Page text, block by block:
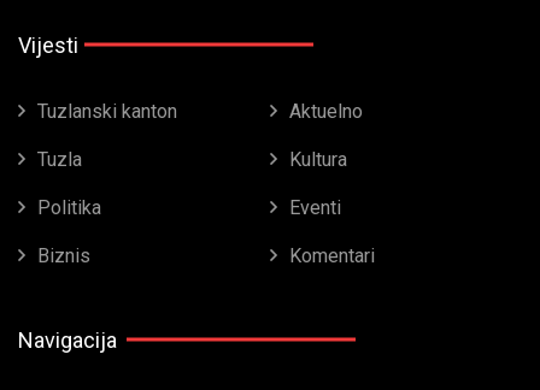
Vijesti
Tuzlanski kanton Aktuelno
Tuzla Kultura
Politika Eventi
Biznis Komentari
Navigacija